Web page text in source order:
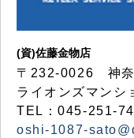
(資)佐藤金物店
〒232-0026 神
ライオンズマン
TEL：045-251-
oshi-1087-